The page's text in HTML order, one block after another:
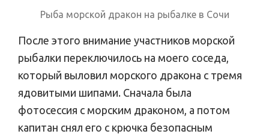
Рыба морской дракон на рыбалке в Сочи
После этого внимание участников морской
рыбалки переключилось на моего соседа,
который выловил морского дракона с тремя
ядовитыми шипами. Сначала была
фотосессия с морским драконом, а потом
капитан снял его с крючка безопасным